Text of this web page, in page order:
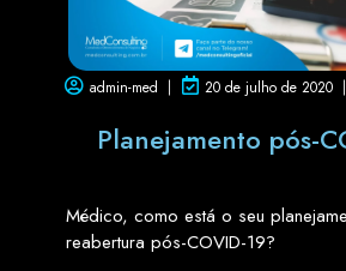
admin-med 20 de julho de 2020
Planejamento pós-
Médico, como está o seu
reabertura pós-COVID-19?